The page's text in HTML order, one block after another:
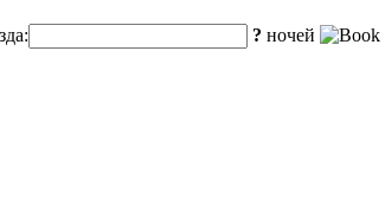
? ночей